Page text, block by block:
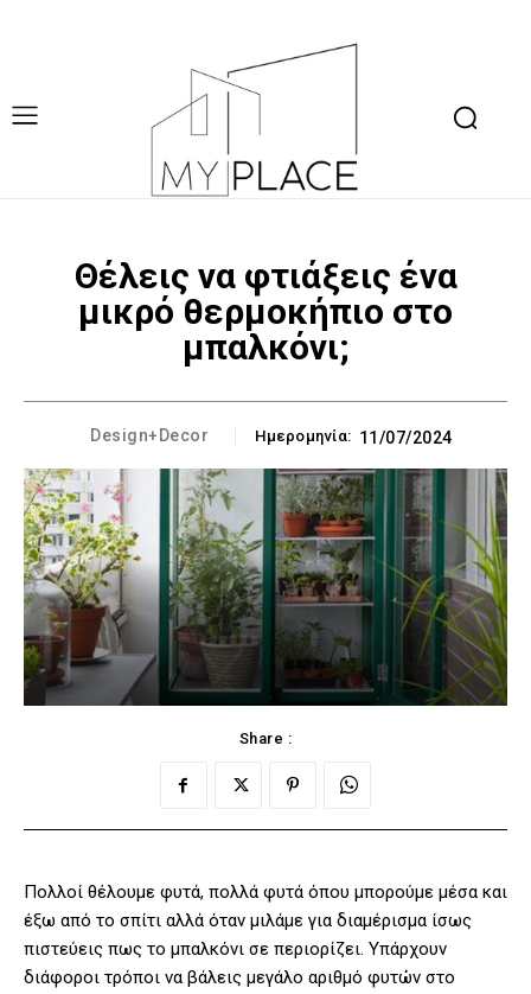
Θέλεις να φτιάξεις ένα
μικρό θερμοκήπιο στο
μπαλκόνι;
Design+Decor Ημερομηνία: 11/07/2024
Share :
Πολλοί θέλουμε φυτά, πολλά φυτά όπου μπορούμε μέσα και
έξω από το σπίτι αλλά όταν μιλάμε για διαμέρισμα ίσως
πιστεύεις πως το μπαλκόνι σε περιορίζει. Υπάρχουν
διάφοροι τρόποι να βάλεις μεγάλο αριθμό φυτών στο